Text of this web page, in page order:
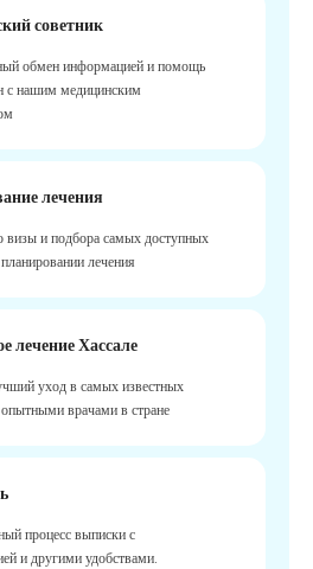
советник
обмен информацией и помощь
с нашим медицинским
лечения
визы и подбора самых доступных
лечения
лечение Хассале
уход в самых известных
врачами в стране
процесс выписки с
и другими удобствами.